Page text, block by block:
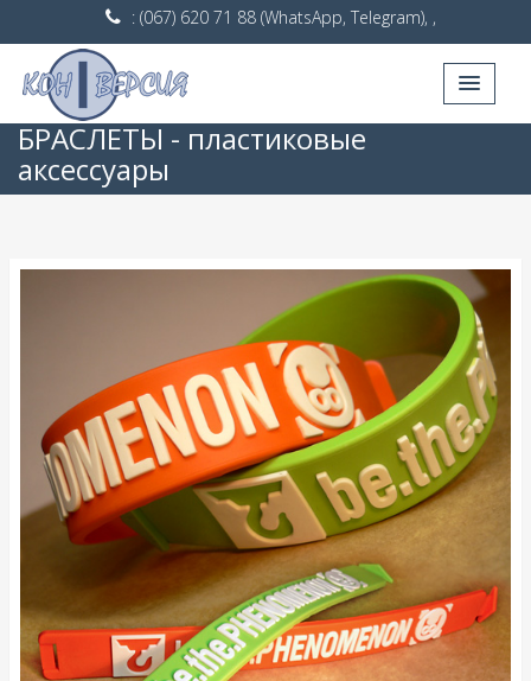
: (067) 620 71 88 (WhatsApp, Telegram), ,
БРАСЛЕТЫ - пластиковые
аксессуары